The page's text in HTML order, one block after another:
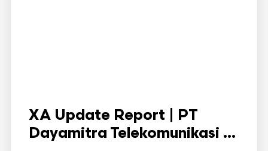
XA Update Report | PT
Dayamitra Telekomunikasi ...